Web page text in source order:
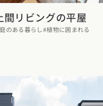
口県
分県
リビングの平屋
のある暮らし#植物に囲まれる